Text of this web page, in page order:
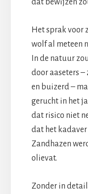
dat bewijzen
Het sprak voor
wolf al meteen
In de natuur
door aaseters –
en buizerd –
gerucht in het
dat risico niet
dat het kadaver
Zandhazen
olievat.
Zonder in